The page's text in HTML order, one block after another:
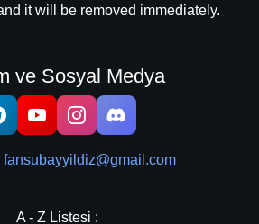
it will be removed immediately.
ve Sosyal Medya
fansubayyildiz@gmail.com
A - Z Listesi :